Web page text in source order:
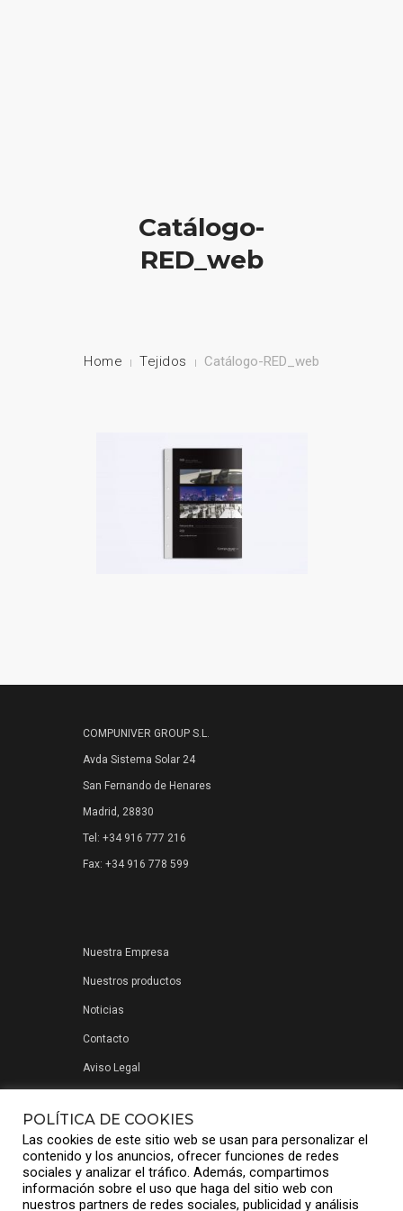
NUESTROS PRODUCTOSCatálogo-
RED_web
Home Tejidos Catálogo-RED_web
COMPUNIVER GROUP S.L.
Avda Sistema Solar 24
San Fernando de Henares
Madrid, 28830
Tel: +34 916 777 216
Fax: +34 916 778 599
Nuestra Empresa
Nuestros productos
Noticias
Contacto
Aviso Legal
POLÍTICA DE COOKIES
Las cookies de este sitio web se usan para personalizar el
contenido y los anuncios, ofrecer funciones de redes
sociales y analizar el tráfico. Además, compartimos
información sobre el uso que haga del sitio web con
nuestros partners de redes sociales, publicidad y análisis